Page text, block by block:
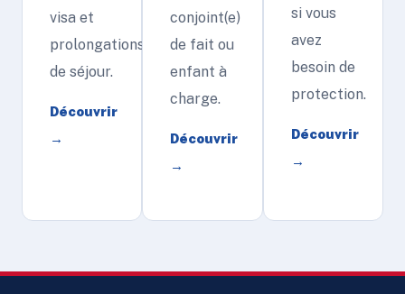
visa et
prolongations
de séjour.
Découvrir
→
conjoint(e)
de fait ou
enfant à
charge.
Découvrir
→
si vous
avez
besoin de
protection.
Découvrir
→